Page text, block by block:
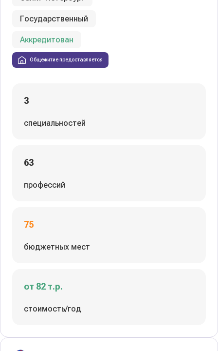
Государственный
Аккредитован
Общежитие предоставляется
3
специальностей
63
профессий
75
бюджетных мест
от 82 т.р.
стоимость/год